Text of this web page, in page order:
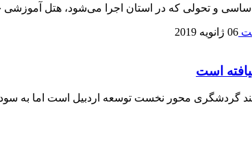
اساسی و تحولی که در استان اجرا می‌شود، هتل
06 ژانویه 2019
است
گردشگری محور نخست توسعه اردبیل است اما به